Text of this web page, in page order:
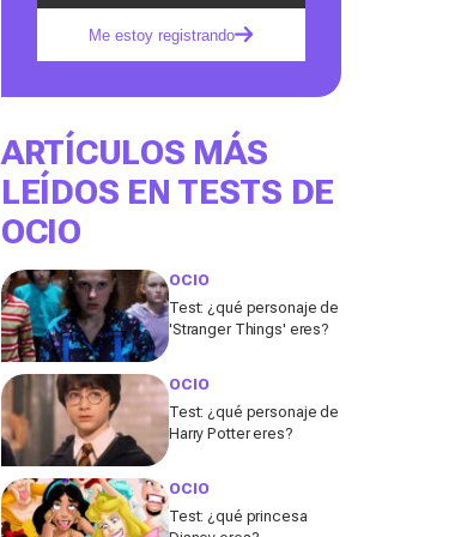
Me estoy registrando
ARTÍCULOS MÁS
LEÍDOS EN TESTS DE
OCIO
OCIO
Test: ¿qué personaje de
'Stranger Things' eres?
OCIO
Test: ¿qué personaje de
Harry Potter eres?
OCIO
Test: ¿qué princesa